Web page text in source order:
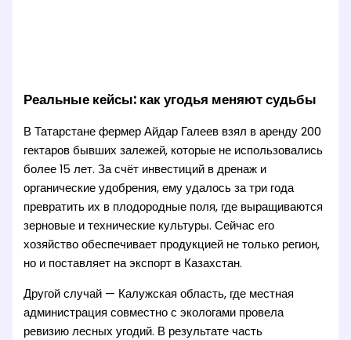
Реальные кейсы: как угодья меняют судьбы
В Татарстане фермер Айдар Галеев взял в аренду 200
гектаров бывших залежей, которые не использовались
более 15 лет. За счёт инвестиций в дренаж и
органические удобрения, ему удалось за три года
превратить их в плодородные поля, где выращиваются
зерновые и технические культуры. Сейчас его
хозяйство обеспечивает продукцией не только регион,
но и поставляет на экспорт в Казахстан.
Другой случай — Калужская область, где местная
администрация совместно с экологами провела
ревизию лесных угодий. В результате часть